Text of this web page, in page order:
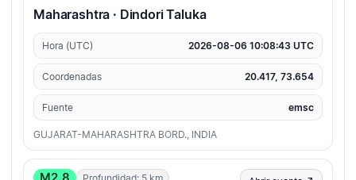
Maharashtra · Dindori Taluka
Hora (UTC) 2026-08-06 10:08:43 UTC
Coordenadas 20.417, 73.654
Fuente emsc
GUJARAT-MAHARASHTRA BORD., INDIA